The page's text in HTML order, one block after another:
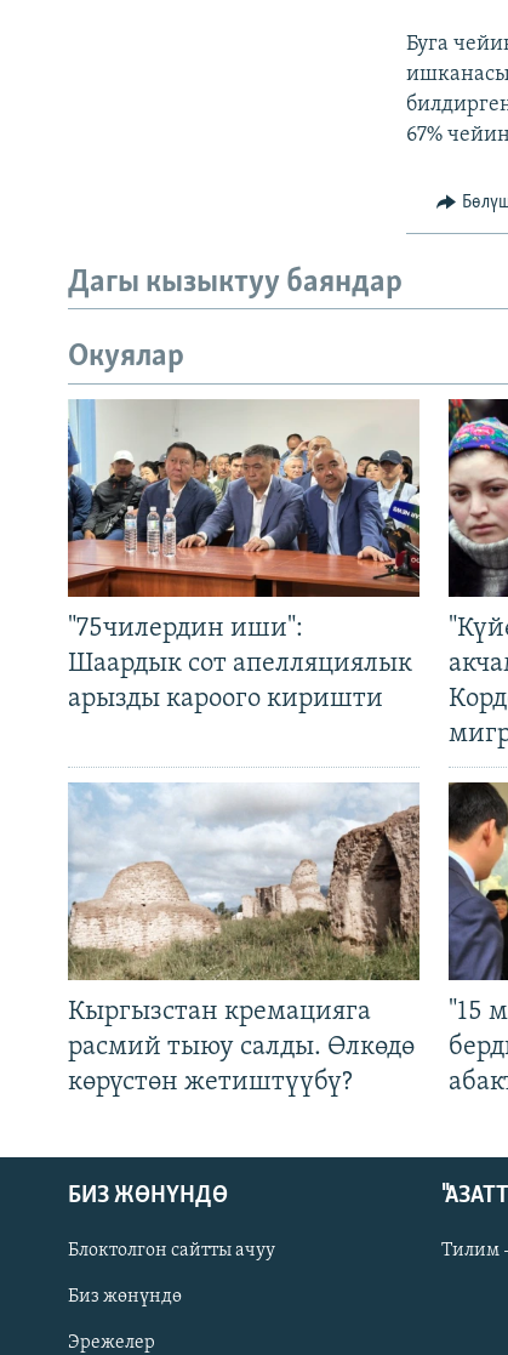
Русский
Буга
67%
Дагы кызыктуу баяндар
Окуялар
"75чилердин иши":
Шаардык сот апелляциялык
арызды кароого киришти
Кыргызстан кремацияга
расмий тыюу салды. Өлкөдө
көрүстөн жетиштүүбү?
"15
БИЗ ЖӨНҮНДӨ
Блоктолгон сайтты ачуу
Биз жөнүндө
Эрежелер
Тилим